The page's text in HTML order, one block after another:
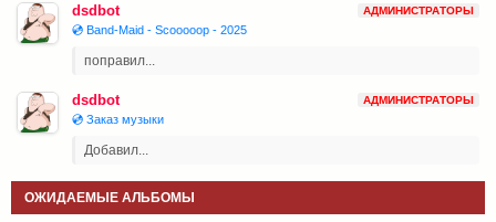
dsdbot АДМИНИСТРАТОРЫ
💿 Band-Maid - Scooooop - 2025
поправил...
dsdbot АДМИНИСТРАТОРЫ
💿 Заказ музыки
Добавил...
ОЖИДАЕМЫЕ АЛЬБОМЫ